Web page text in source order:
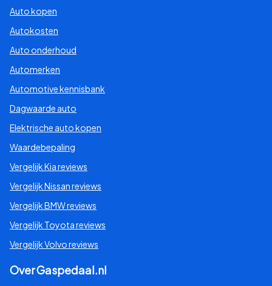
Auto kopen
Autokosten
Auto onderhoud
Automerken
Automotive kennisbank
Dagwaarde auto
Elektrische auto kopen
Waardebepaling
Vergelijk Kia reviews
Vergelijk Nissan reviews
Vergelijk BMW reviews
Vergelijk Toyota reviews
Vergelijk Volvo reviews
Over Gaspedaal.nl